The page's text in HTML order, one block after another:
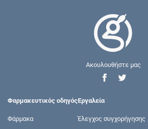
Ακουλουθήστε μας
Φαρμακευτικός οδηγός
Φάρμακα
Εργαλεία
Έλεγχος συγχορήγησης